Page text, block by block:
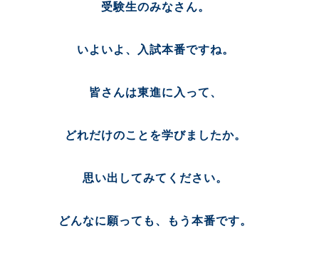
受験生のみなさん。
いよいよ、入試本番ですね。
皆さんは東進に入って、
どれだけのことを学びましたか。
思い出してみてください。
どんなに願っても、もう本番です。